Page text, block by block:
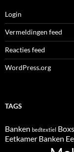
Login
Vermeldingen feed
Reacties feed
WordPress.org
TAGS
Banken bedtextiel
Eetkamer Banken